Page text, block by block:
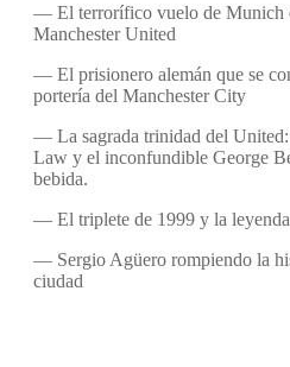
— El terrorífico vuelo de Munich
Manchester United
— El prisionero alemán que se
portería del Manchester City
— La sagrada trinidad del
Law y el inconfundible George
bebida.
— El triplete de 1999 y la
— Sergio Agüero rompiendo la
ciudad